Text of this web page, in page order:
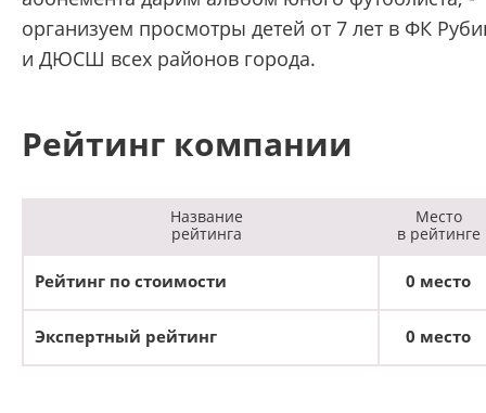
организуем просмотры детей от 7 лет в ФК
и ДЮСШ всех районов города.
Рейтинг компании
Название
рейтинга
Место
в рейтинге
Рейтинг по стоимости 0 место
Экспертный рейтинг 0 место